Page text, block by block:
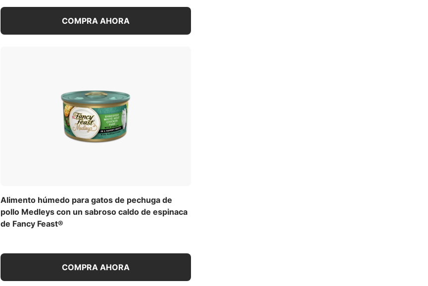
COMPRA AHORA
Alimento húmedo para gatos de pechuga de
pollo Medleys con un sabroso caldo de espinaca
de Fancy Feast®
COMPRA AHORA